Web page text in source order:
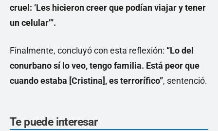
cruel: ‘Les hicieron creer que podían viajar y tener
un celular’”.
Finalmente, concluyó con esta reflexión: “Lo del
conurbano sí lo veo, tengo familia. Está peor que
cuando estaba [Cristina], es terrorífico”, sentenció.
Te puede interesar